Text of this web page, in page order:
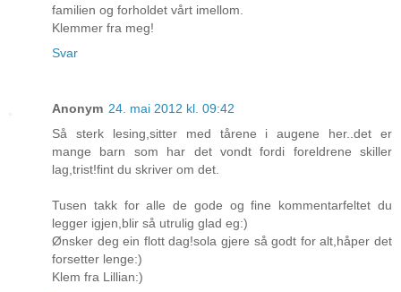
familien og forholdet vårt imellom.
Klemmer fra meg!
Svar
Anonym 24. mai 2012 kl. 09:42
Så sterk lesing,sitter med tårene i augene her..det er
mange barn som har det vondt fordi foreldrene skiller
lag,trist!fint du skriver om det.
Tusen takk for alle de gode og fine kommentarfeltet du
legger igjen,blir så utrulig glad eg:)
Ønsker deg ein flott dag!sola gjere så godt for alt,håper det
forsetter lenge:)
Klem fra Lillian:)